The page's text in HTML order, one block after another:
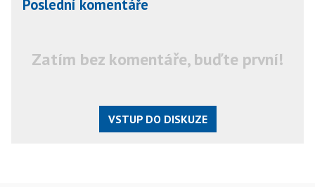
Poslední komentáře
Zatím bez komentáře, buďte první!
VSTUP DO DISKUZE